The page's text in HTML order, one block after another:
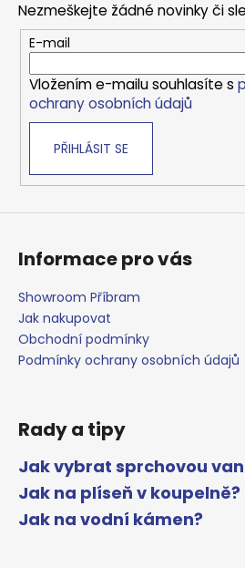
Nezmeškejte žádné novinky či
E-mail
Vložením e-mailu souhlasíte s
ochrany osobních údajů
PŘIHLÁSIT SE
Informace pro vás
Showroom Příbram
Jak nakupovat
Obchodní podmínky
Podmínky ochrany osobních údajů
Rady a tipy
Jak vybrat sprchovou
Jak na plíseň v koupelně?
Jak na vodní kámen?